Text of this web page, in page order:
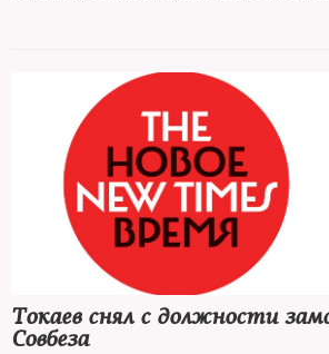
Токаев снял с должности
Совбеза